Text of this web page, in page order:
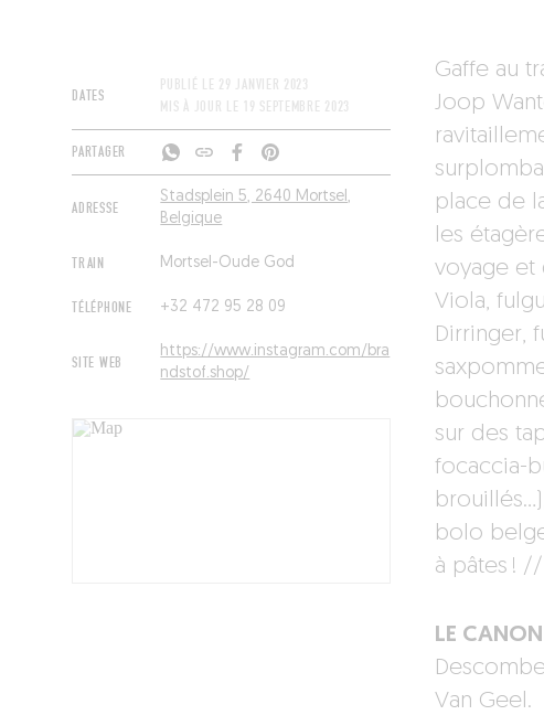
DATES
PUBLIÉ LE 29 JANVIER 2023
MIS À JOUR LE
19 SEPTEMBRE 2023
PARTAGER
ADRESSE
Stadsplein 5, 2640 Mortsel,
Belgique
TRAIN Mortsel-Oude God
TÉLÉPHONE +32 472 95 28 09
SITE WEB
https://www.instagram.com/bra
ndstof.shop/
Gaffe au
Joop
place de
les
voyage et
Viola,
Dirringer,
sur des
focaccia-
bolo
à pâtes !
LE
Van Geel.